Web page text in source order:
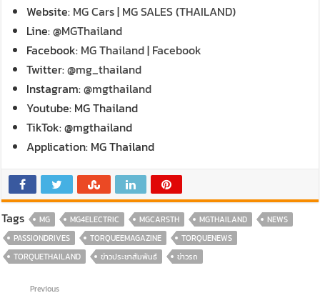
Website: MG Cars | MG SALES (THAILAND)
Line:@MGThailand
Facebook: MG Thailand | Facebook
Twitter:@mg_thailand
Instagram:@mgthailand
Youtube: MG Thailand
TikTok: @mgthailand
Application: MG Thailand
Tags MG MG4ELECTRIC MGCARSTH MGTHAILAND
NEWS
PASSIONDRIVES
TORQUEEMAGAZINE
TORQUENEWS
TORQUETHAILAND
ข่าวประชาสัมพันธ์ ข่าวรถ
Previous